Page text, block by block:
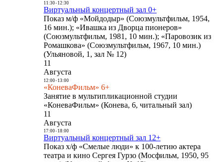
11:30- 12:30
Виртуальный концертный зал 0+
Показ м/ф «Мойдодыр» (Союзмультфильм, 1954,
16 мин.); «Ивашка из Дворца пионеров»
(Союзмультфильм, 1981, 10 мин.); «Паровозик из
Ромашкова» (Союзмультфильм, 1967, 10 мин.)
(Ульяновой, 1, зал № 12)
11
Августа
12:00- 13:00
«КоневаФильм» 6+
Занятие в мультипликационной студии
«КоневаФильм» (Конева, 6, читальный зал)
11
Августа
17:00- 18:00
Виртуальный концертный зал 12+
Показ х/ф «Смелые люди» к 100-летию актера
театра и кино Сергея Гурзо (Мосфильм, 1950, 95